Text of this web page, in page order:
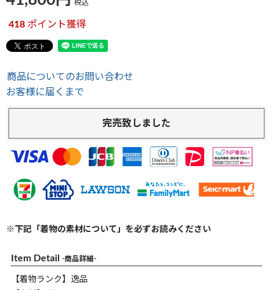
税込
418 ポイント獲得
商品についてのお問い合わせ
お客様に届くまで
完売致しました
※下記「着物の素材について」を必ずお読みください
Item Detail -商品詳細-
【着物ランク】逸品